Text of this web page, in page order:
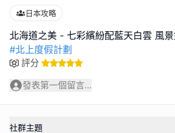
日本攻略
#北上度假計劃
評分
發表第一個留言...
社群主題